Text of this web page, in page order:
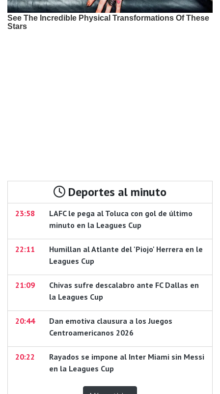
Deportes al minuto
23:58
LAFC le pega al Toluca con gol de último
minuto en la Leagues Cup
22:11
Humillan al Atlante del 'Piojo' Herrera en le
Leagues Cup
21:09
Chivas sufre descalabro ante FC Dallas en
la Leagues Cup
20:44
Dan emotiva clausura a los Juegos
Centroamericanos 2026
20:22
Rayados se impone al Inter Miami sin Messi
en la Leagues Cup